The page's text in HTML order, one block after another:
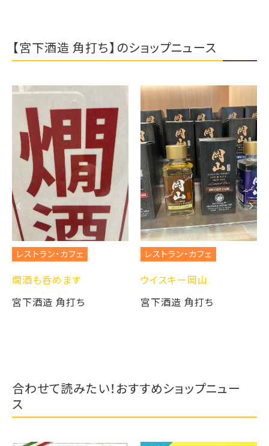
【宮下酒造 角打ち】のショップニュース
レストラン・カフェ
燗酒も呑めます
宮下酒造 角打ち
レストラン・カフェ
ウイスキー岡山
宮下酒造 角打ち
合わせて読みたい！おすすめショップニュー
ス